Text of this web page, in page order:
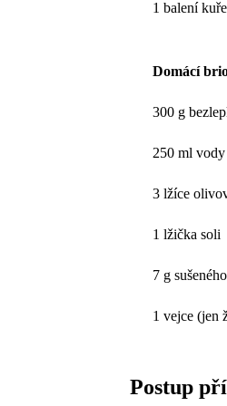
1 balení
Domácí
300 g
250 ml vody
3 lžíce
1 lžička soli
7 g
1 vejce (jen
Postup